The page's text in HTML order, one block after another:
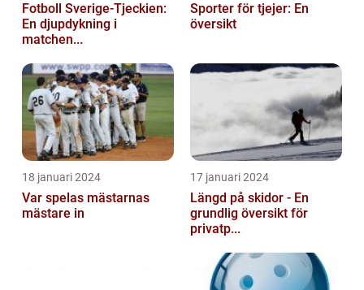
Fotboll Sverige-Tjeckien:
En djupdykning i
matchen...
Sporter för tjejer: En
översikt
18 januari 2024
Var spelas mästarnas
mästare in
17 januari 2024
Längd på skidor - En
grundlig översikt för
privatp...